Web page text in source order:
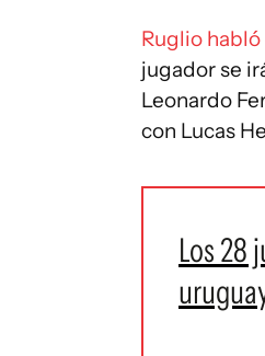
Ruglio
jugador se
Leonardo
con Lucas
Los 28